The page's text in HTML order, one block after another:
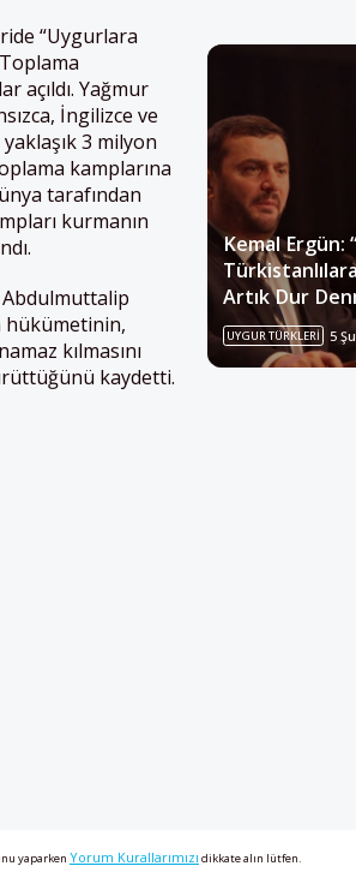
Kemal Ergün:
Artık Dur
UYGUR TÜRKLERI 5
“Uygurlara
açıldı. Yağmur
İngilizce ve
3 milyon
kamplarına
tarafından
kurmanın
hükümetinin,
kılmasını
kaydetti.
yaparkenYorum Kurallarımızı dikkate alın lütfen.